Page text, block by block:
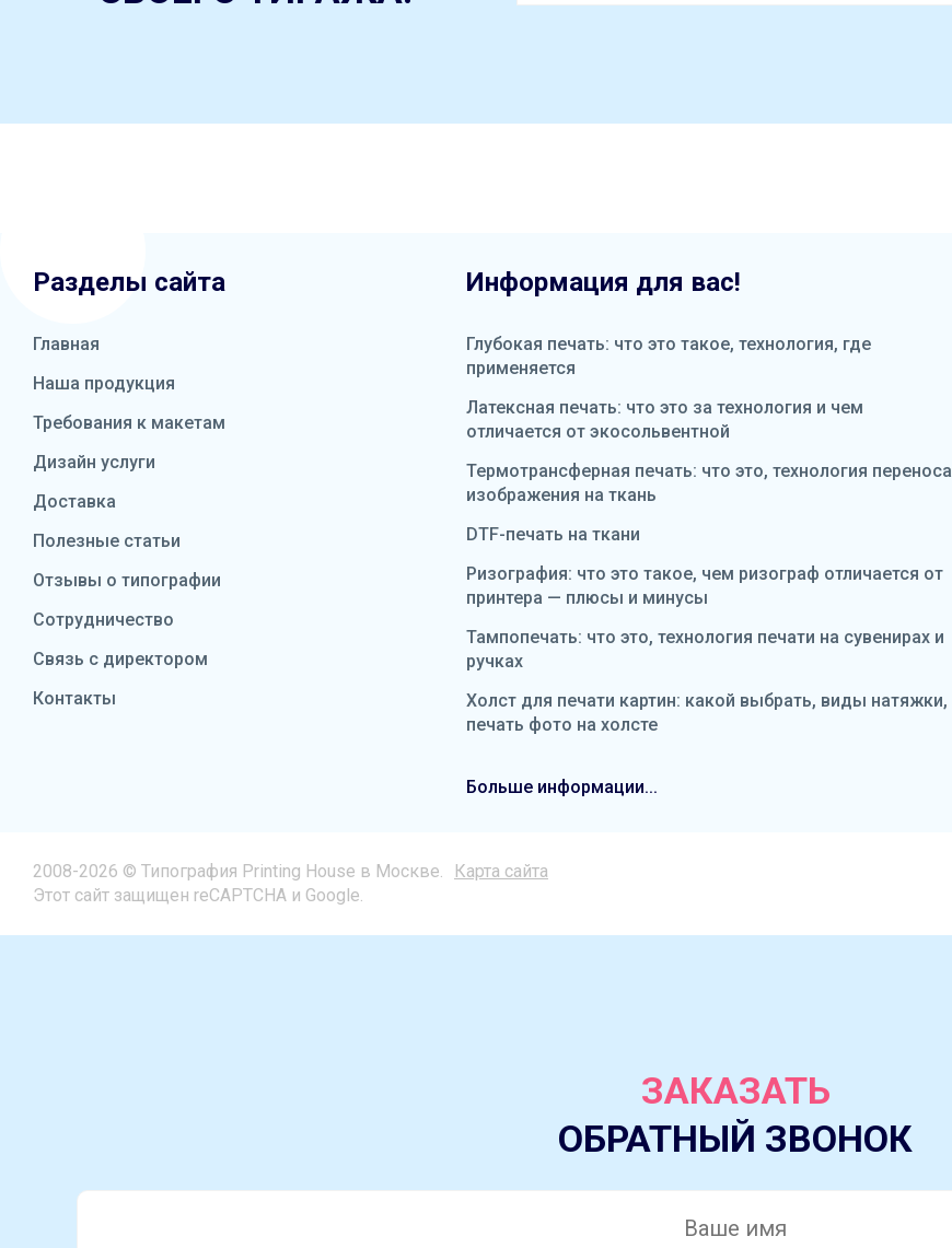
Разделы сайта
Главная
Наша продукция
Требования к макетам
Дизайн услуги
Доставка
Полезные статьи
Отзывы о типографии
Сотрудничество
Связь с директором
Контакты
Информация для вас!
Глубокая печать: что это такое, технология, где
применяется
Латексная печать: что это за технология и чем
отличается от экосольвентной
Термотрансферная печать: что это, технология переноса
изображения на ткань
DTF-печать на ткани
Ризография: что это такое, чем ризограф отличается от
принтера — плюсы и минусы
Тампопечать: что это, технология печати на сувенирах и
ручках
Холст для печати картин: какой выбрать, виды натяжки,
печать фото на холсте
Больше информации...
2008-2026 © Типография Printing House в Москве.
Карта сайта
Этот сайт защищен reCAPTCHA и Google.
ЗАКАЗАТЬ
ОБРАТНЫЙ ЗВОНОК